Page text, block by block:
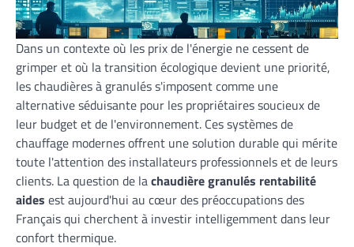
Dans un contexte où les prix de l'énergie ne cessent de
grimper et où la transition écologique devient une priorité,
les chaudières à granulés s'imposent comme une
alternative séduisante pour les propriétaires soucieux de
leur budget et de l'environnement. Ces systèmes de
chauffage modernes offrent une solution durable qui mérite
toute l'attention des installateurs professionnels et de leurs
clients. La question de lachaudière granulés rentabilité
aides est aujourd'hui au cœur des préoccupations des
Français qui cherchent à investir intelligemment dans leur
confort thermique.